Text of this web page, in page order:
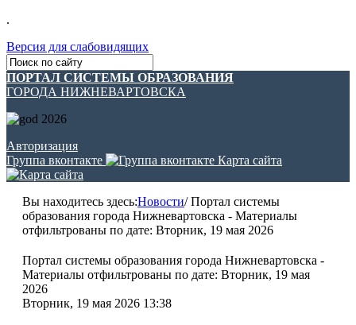
.
Версия для слабовидящих
ПОРТАЛ СИСТЕМЫ ОБРАЗОВАНИЯ
ГОРОДА НИЖНЕВАРТОВСКА
Авторизация
Группа вконтакте
Карта сайта
Вы находитесь здесь:Новости/Портал системы
образования города Нижневартовска - Материалы
отфильтрованы по дате: Вторник, 19 мая 2026
Портал системы образования города Нижневартовска -
Материалы отфильтрованы по дате: Вторник, 19 мая
2026
Вторник, 19 мая 2026 13:38